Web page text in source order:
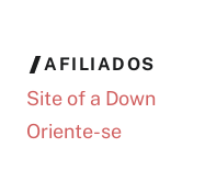
AFILIADOS
Site of a Down
Oriente-se